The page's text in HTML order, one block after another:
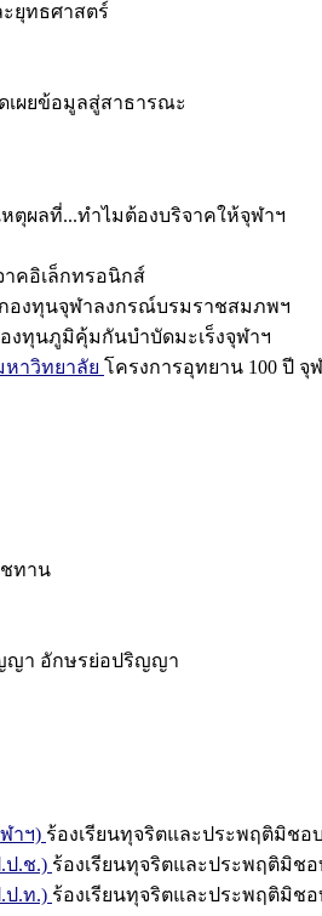
ยุทธศาสตร์
เผยข้อมูลสู่สาธารณะ
หตุผลที่...ทำไมต้องบริจาคให้จุฬาฯ
าคอิเล็กทรอนิกส์
กองทุนจุฬาลงกรณ์บรมราชสมภพฯ
งทุนภูมิคุ้มกันบำบัดมะเร็งจุฬาฯ
หาวิทยาลัย โครงการอุทยาน 100 ปี
ชทาน
ญา อักษรย่อปริญญา
าฯ) ร้องเรียนทุจริตและประพฤติมิชอ
ป.ช.) ร้องเรียนทุจริตและประพฤติมิชอ
ป.ท.) ร้องเรียนทุจริตและประพฤติมิชอ